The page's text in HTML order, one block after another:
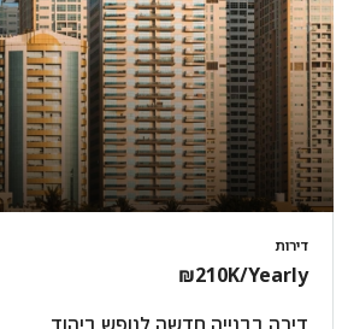
דירות
₪210K/Yearly
דירה בבנייה חדשה לנופש ביהוד